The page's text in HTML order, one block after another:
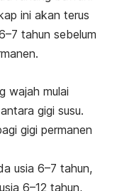
ini akan terus
tahun sebelum
wajah mulai
gigi susu.
gigi permanen
usia 6–7 tahun,
6–12 tahun,